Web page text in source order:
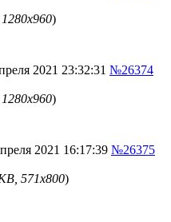
)
2021 23:32:31 №26374
)
2021 16:17:39 №26375
571x800)